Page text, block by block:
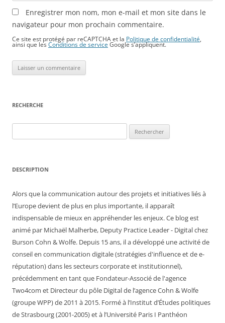
Enregistrer mon nom, mon e-mail et mon site dans le
navigateur pour mon prochain commentaire.
Ce site est protégé par reCAPTCHA et la Politique de confidentialité
ainsi que lesConditions de service Google s’appliquent.
RECHERCHE
DESCRIPTION
Alors que la communication autour des projets et initiatives liés à
l’Europe devient de plus en plus importante, il apparaît
indispensable de mieux en appréhender les enjeux. Ce blog est
animé par Michaël Malherbe, Deputy Practice Leader - Digital chez
Burson Cohn & Wolfe. Depuis 15 ans, il a développé une activité de
conseil en communication digitale (stratégies d'influence et de e-
réputation) dans les secteurs corporate et institutionnel),
précédemment en tant que Fondateur-Associé de l'agence
Two4com et Directeur du pôle Digital de l’agence Cohn & Wolfe
(groupe WPP) de 2011 à 2015. Formé à l’Institut d’Études politiques
de Strasbourg (2001-2005) et à l’Université Paris I Panthéon